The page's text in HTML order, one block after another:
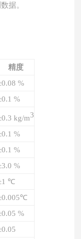
据。
精度
%
%
kg/m3
%
%
%
℃
%